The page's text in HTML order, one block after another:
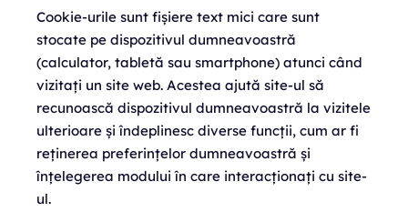
Cookie-urile sunt fișiere text mici care sunt
stocate pe dispozitivul dumneavoastră
(calculator, tabletă sau smartphone) atunci când
vizitați un site web. Acestea ajută site-ul să
recunoască dispozitivul dumneavoastră la vizitele
ulterioare și îndeplinesc diverse funcții, cum ar fi
reținerea preferințelor dumneavoastră și
înțelegerea modului în care interacționați cu site-
ul.